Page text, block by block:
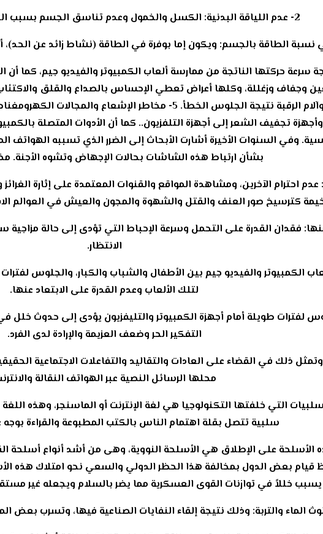
2- عدم اللياقة البدنية: الكسل والخمول وعدم تناسق الجسم بسبب الجلوس لفترات طويلة.
سرعة حركتها الناتجة من ممارسة ألعاب الكمبيوتر والفيديو جيم، كما
وجفاف وزغللة، وكلها أعراض تعطي الإحساس بالصداع والقلق
الجلوس، وانحناءات الظهر وآلام الرقبة نتيجة الجلوس الخطأ.
تجفيف الشعر إلى أجهزة التلفزيون.. كما أن الأدوات المتصلة
وفي السنوات الأخيرة أشارت الأبحاث إلى الضرر الذي تسببه
بشأن ارتباط هذه الشاشات بحالات الإجهاض وتشوه الأجنة.‏
احترام الآخرين، ومشاهدة المواقع والقنوات المعتمدة على إثارة
كترسيخ صور العنف والقتل والشهوة والمجون والعيش في العوالم
فقدان القدرة على التحمل وسرعة الإحباط التي تؤدى إلى حالة مزاجية
الانتظار.
الكمبيوتر والفيديو جيم بين الأطفال والشباب والكبار، والجلوس
لتلك الألعاب وعدم القدرة على الابتعاد عنها.
لفترات طويلة أمام أجهزة الكمبيوتر والتليفزيون يؤدى إلى حدوث خلل
التفكير الحر وضعف العزيمة والإرادة لدى الفرد.
ذلك في القضاء على العادات والتقاليد والتفاعلات الاجتماعية
محلها الرسائل النصية عبر الهواتف النقالة
التي خلفتها التكنولوجيا هي لغة الإنترنت أو الماسنجر، وهذه
سلبية تتصل بقلة اهتمام الناس بالكتب المطبوعة والقراءة بوجه
الأسلحة على الإطلاق هي الأسلحة النووية، وهى من أشد أنواع أسلحة
قيام بعض الدول بمخالفة هذا الحظر الدولي والسعي نحو امتلاك هذه
خللاً في توازنات القوى العسكرية مما يضر بالسلام ويجعله غير